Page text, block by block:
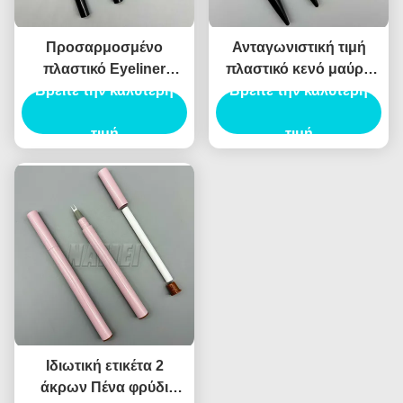
Προσαρμοσμένο
πλαστικό Eyeliner
συσκευασία κενό
ιδιωτικό λογότυπο κενό
Βρείτε την καλύτερη
τιμή
Ανταγωνιστική τιμή
πλαστικό κενό μαύρο
στυλό μολύβι σωλήνα
Βρείτε την καλύτερη
τιμή
Ιδιωτική ετικέτα 2
άκρων Πένα φρύδι